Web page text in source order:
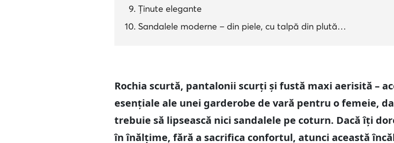
Ținute elegante
Sandalele moderne – din piele, cu talpă din plută…
Rochia scurtă, pantalonii scurți și fustă maxi aerisită –
esențiale ale unei garderobe de vară pentru o femeie,
trebuie să lipsească nici sandalele pe coturn. Dacă îți
în înălțime, fără a sacrifica confortul, atunci această